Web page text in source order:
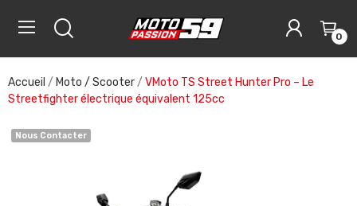
0
Accueil Moto / Scooter
VMoto TS Street Hunter Pro – Le
Streetfighter électrique équivalent 125cc
Nous Contacter